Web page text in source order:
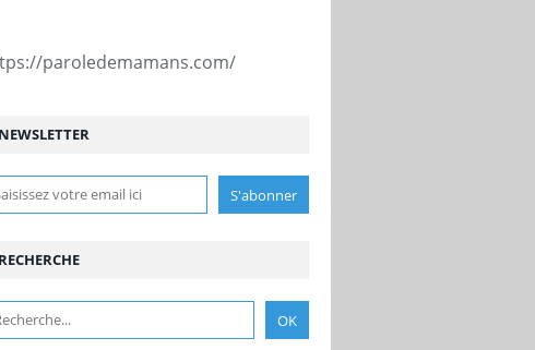
NEWSLETTER
RECHERCHE
paroledemamans.com/